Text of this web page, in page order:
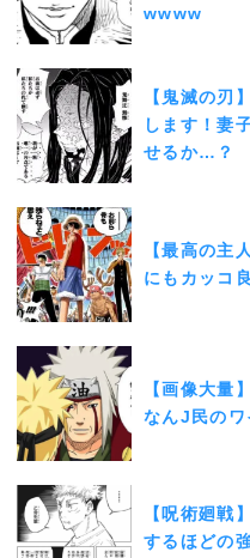
wwww
【鬼滅の刃
します！妻
せるか…？
【最高の主
にもカッコ
【画像大量
なんJ民の
【呪術廻戦
するほどの